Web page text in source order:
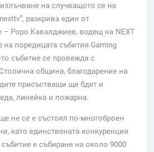
на случващото се на
разкрива един от
– Роро Кавалджиев, водещ на NEXT
на поредицата събития Gaming
събитие се провежда с
община, благодарение на
присъстващи ще бдят и
линейка и пожарна.
не се е състоял по-многоброен
като единствената конкуренция
е събиране на около 9000